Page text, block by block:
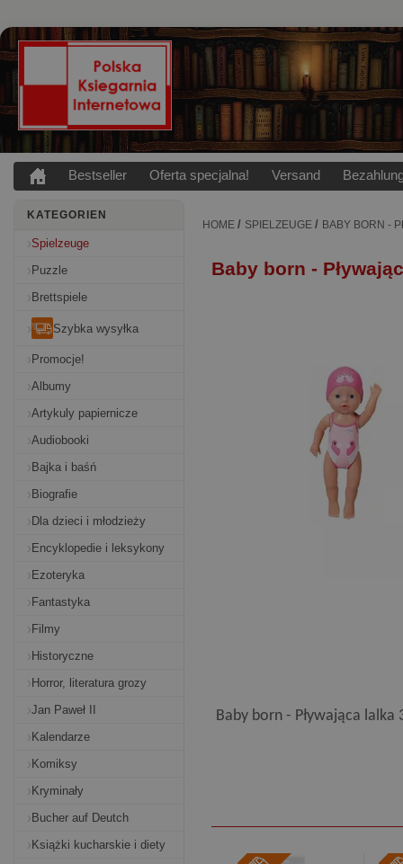
Bestseller Oferta specjalna! Versand
KATEGORIEN
Spielzeuge
Puzzle
Brettspiele
Szybka wysyłka
Promocje!
Albumy
Artykuly papiernicze
Audiobooki
Bajka i baśń
Biografie
Dla dzieci i młodzieży
Encyklopedie i leksykony
Ezoteryka
Fantastyka
Filmy
Historyczne
Horror, literatura grozy
Jan Paweł II
Kalendarze
Komiksy
Kryminały
Bucher auf Deutch
Książki kucharskie i diety
HOME / SPIELZEUGE / BABY BORN -
Baby born -
Baby born - Pływająca lalka